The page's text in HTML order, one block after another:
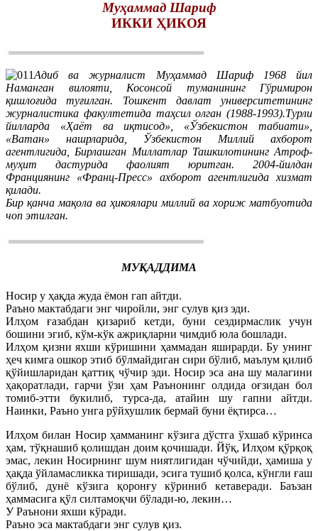
Муҳаммад Шариф
ИККИ ҲИКОЯ
Адиб ва журналист Муҳаммад Шариф 1968 йил
Наманган вилояти, Косонсой туманининг Гўримирон
қишлоғида туғилган. Тошкент давлат университетининг
журналистика факултетида таҳсил олган (1988-1993).Турли
йилларда «Ҳаёт ва иқтисод», «Ўзбекистон табиати»,
«Ватан» нашрларида, Ўзбекистон Миллий ахборот
агентлигида, Бирлашган Миллатлар Ташкилотининг Атроф-
муҳит дастурида фаолият юритган. 2004-йилдан
Франциянинг «Франц-Пресс» ахборот агентлигида хизмат
қилади.
Бир қанча мақола ва ҳикоялари миллий ва хориж матбуотида
чоп этилган.
МУҚАДДИМА
Носир у ҳақда жуда ёмон гап айтди.
Раъно мактабдаги энг чиройли, энг сулув қиз эди.
Илҳом ғазабдан қизариб кетди, буни сездирмаслик учун
бошини эгиб, кўм-кўк ажриқларни чимдиб юла бошлади.
Илҳом қизни яхши кўришини ҳаммадан яширарди. Бу унинг
ҳеч кимга ошкор этиб бўлмайдиган сири бўлиб, маълум қилиб
қўйишларидан қаттиқ чўчир эди. Носир эса ана шу малагини
ҳақоратлади, гарчи ўзи ҳам Раънонинг олдида оғзидан бол
томиб-этти букилиб, турса-да, атайин шу гапни айтди.
Наинки, Раъно унга рўйхушлик бермай буни ёқтирса…
Илҳом билан Носир ҳамманинг кўзига дўстга ўхшаб кўринса
ҳам, тўқнашиб қолишдан доим қочишади. Йўқ, Илҳом қўрқоқ
эмас, лекин Носирнинг шум ниятлигидан чўчийди, ҳамиша у
ҳақда ўйламасликка тиришади, эсига тушиб қолса, кўнгли ғаш
бўлиб, дунё кўзига қоронғу кўриниб кетаверади. Баъзан
ҳаммасига қўл силтамоқчи бўлади-ю, лекин…
У Раънони яхши кўради.
Раъно эса мактабдаги энг сулув қиз.